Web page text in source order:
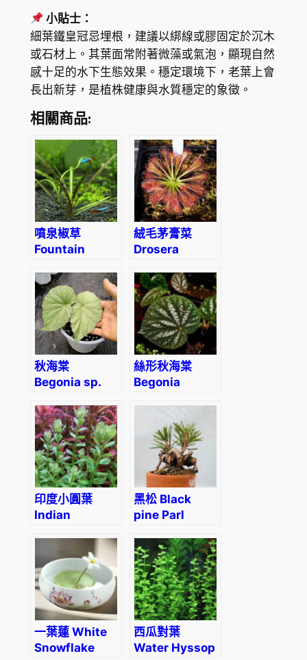
小貼士：
細葉鐵皇冠忌埋根，建議以綁線或膠固定於沉木
或石材上。其葉面常附著微藻或氣泡，顯現自然
感十足的水下生態效果。穩定環境下，老葉上會
長出新芽，是植株健康與水質穩定的象徵。
相關商品:
噴泉椒草
Fountain
(Cryptocoryne
retrospiralis)
絨毛茅膏菜
Drosera
秋海棠
Begonia sp.
絲形秋海棠
Begonia
印度小圓葉
Indian
indica)
黑松 Black
pine Parl
thunbergii)
一葉蓮 White
Snowflake
西瓜對葉
Water Hyssop